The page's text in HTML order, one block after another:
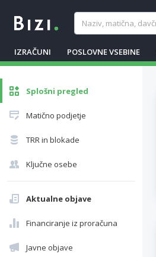
IZRAČUNI POSLOVNE VSEBINE
Splošni pregled
Matično podjetje
TRR in blokade
Ključne osebe
Aktualne objave
Financiranje iz proračuna
Javne objave